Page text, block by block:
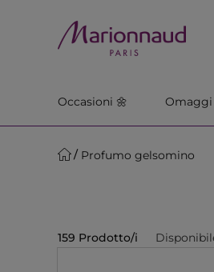
Occasioni 🌼 Omaggi
Profumo gelsomino
159 Prodotto/i